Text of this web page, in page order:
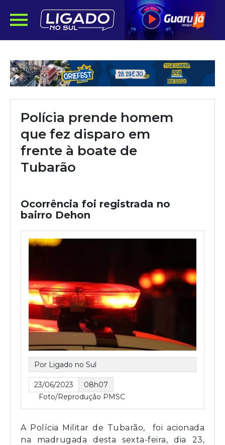
Polícia prende homem
que fez disparo em
frente à boate de
Tubarão
Ocorrência foi registrada no
bairro Dehon
Por Ligado no Sul
23/06/2023
08h07
Foto/Reprodução PMSC
A Polícia Militar de Tubarão, foi acionada
na madrugada desta sexta-feira, dia 23,